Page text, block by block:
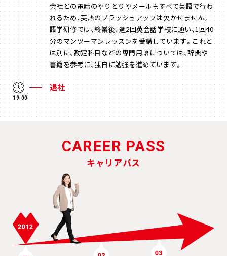
会社との電話のやりとりやメールもすべて英語で行わ
れるため、英語のブラッシュアップは欠かせません。
語学研修では、終業後、週2回英会話学校に通い、1回40
分のマンツーマンレッスンを受講しています。これと
は別に、勘定科目などの専門用語については、辞典や
書籍を参考に、独自に勉強を進めています。
19:00
退社
CAREER PASS
キャリアパス